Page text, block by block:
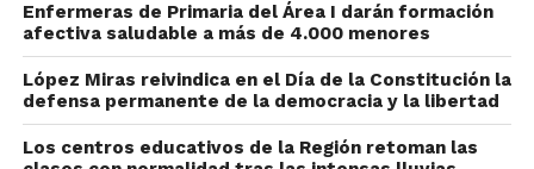
Enfermeras de Primaria del Área I darán formación
afectiva saludable a más de 4.000 menores
López Miras reivindica en el Día de la Constitución la
defensa permanente de la democracia y la libertad
Los centros educativos de la Región retoman las